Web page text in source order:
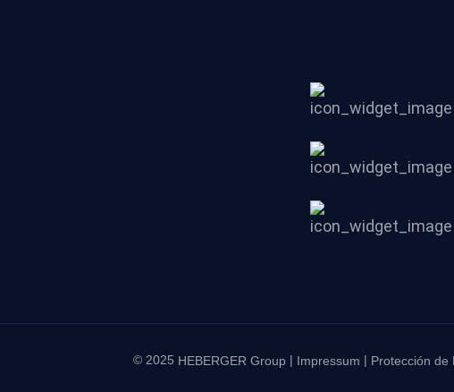
© 2025 HEBERGER Group | Impressum | Protección de